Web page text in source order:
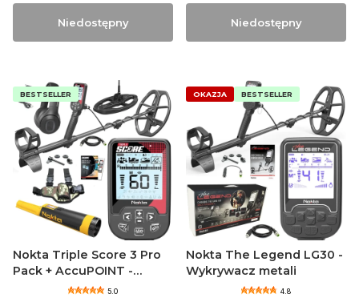
Niedostępny Niedostępny
BESTSELLER
Nokta Triple Score 3 Pro
Pack + AccuPOINT -
Wykrywacz metali
5.0
OKAZJA BESTSELLER
Nokta The Legend LG30 -
Wykrywacz metali
4.8